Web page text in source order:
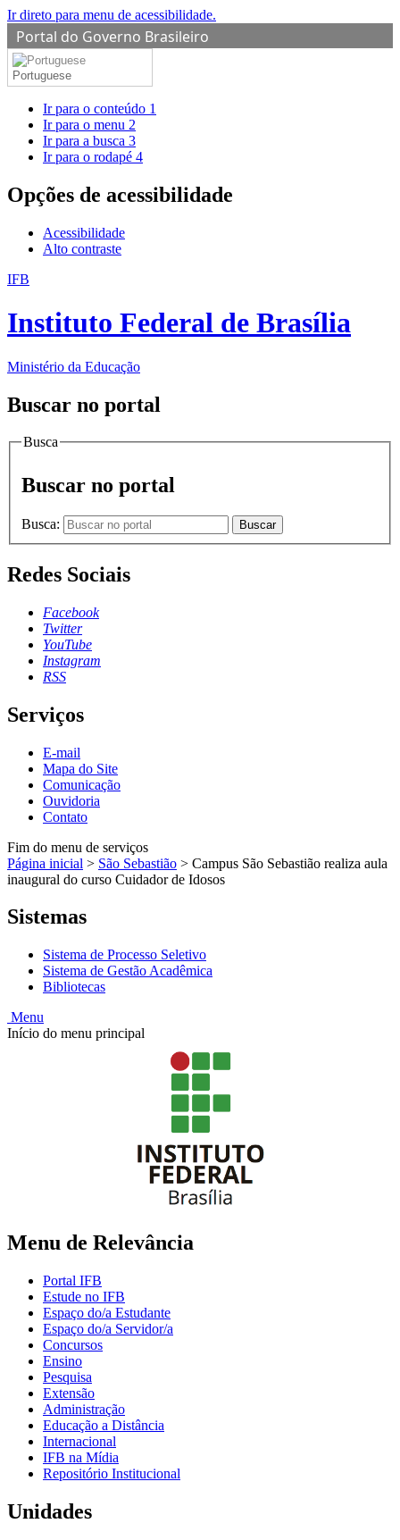
Ir direto para menu de acessibilidade.
Portal do Governo Brasileiro
Portuguese
Ir para o conteúdo 1
Ir para o menu 2
Ir para a busca 3
Ir para o rodapé 4
Opções de acessibilidade
Acessibilidade
Alto contraste
IFB
Instituto Federal de Brasília
Ministério da Educação
Buscar no portal
Busca
Buscar no portal
Busca: Buscar
Redes Sociais
Facebook
Twitter
YouTube
Instagram
RSS
Serviços
E-mail
Mapa do Site
Comunicação
Ouvidoria
Contato
Fim do menu de serviços
Página inicial > São Sebastião > Campus São Sebastião realiza aula
inaugural do curso Cuidador de Idosos
Sistemas
Sistema de Processo Seletivo
Sistema de Gestão Acadêmica
Bibliotecas
Menu
Início do menu principal
Menu de Relevância
Portal IFB
Estude no IFB
Espaço do/a Estudante
Espaço do/a Servidor/a
Concursos
Ensino
Pesquisa
Extensão
Administração
Educação a Distância
Internacional
IFB na Mídia
Repositório Institucional
Unidades